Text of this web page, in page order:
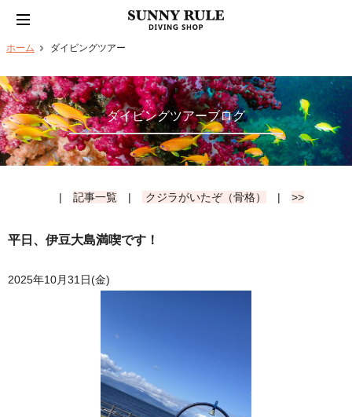
ホーム ダイビングツアー
ダイビングツアーブログ
| 記事一覧 | クジラがいたぞ（骨格） | >>
平日、伊豆大島満喫です！
2025年10月31日(金)